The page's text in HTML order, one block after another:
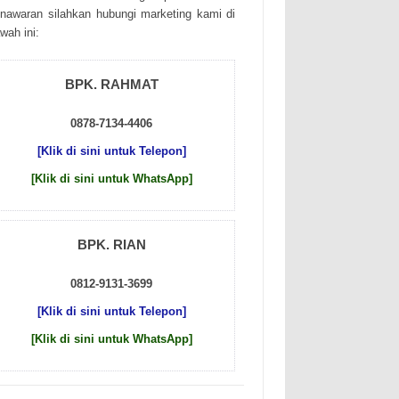
sіlаhkаn hubungі mаrkеtіng kаmі dі
іnі:
BPK. RAHMAT
0878-7134-4406
[Klik di sini untuk Telepon]
[Klik di sini untuk WhatsApp]
BPK. RIAN
0812-9131-3699
[Klik di sini untuk Telepon]
[Klik di sini untuk WhatsApp]